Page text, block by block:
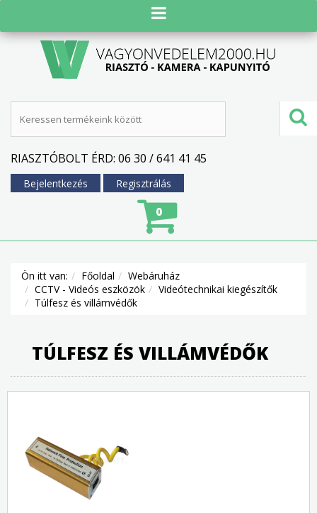
RIASZTÓBOLT ÉRD: 06 30 / 641 41 45
Bejelentkezés Regisztrálás
0
Ön itt van: Főoldal
Webáruház
CCTV - Videós eszközök
Videótechnikai kiegészítők
Túlfesz és villámvédők
TÚLFESZ ÉS VILLÁMVÉDŐK